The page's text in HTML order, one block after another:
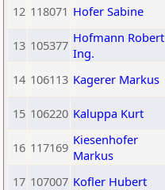
12 118071 Hofer Sabine
13 105377 Hofmann Robert
Ing.
14 106113 Kagerer Markus
15 106220 Kaluppa Kurt
16 117169 Kiesenhofer
Markus
17 107007 Kofler Hubert